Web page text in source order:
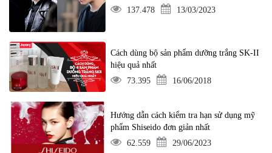
137.478
13/03/2023
Cách dùng bộ sản phẩm dưỡng trắng SK-II
hiệu quả nhất
73.395
16/06/2018
Hướng dẫn cách kiểm tra hạn sử dụng mỹ
phẩm Shiseido đơn giản nhất
62.559
29/06/2023